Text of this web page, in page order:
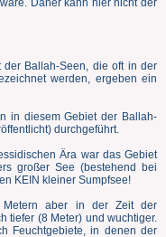
Daher kann hier nicht der
der Ballah-Seen, die oft in der
werden, ergeben ein
in diesem Gebiet der Ballah-
durchgeführt.
Ära war das Gebiet
großer See (bestehend bei
KEIN kleiner Sumpfsee!
aber in der Zeit der
tiefer (8 Meter) und wuchtiger.
Feuchtgebiete, in denen der